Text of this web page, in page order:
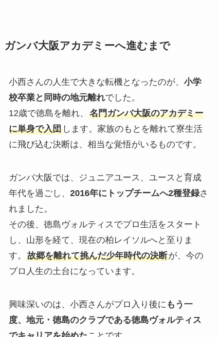
ガンバ大阪アカデミーへ進むまで
小西さんの人生で大きな転機となったのが、 小学
校卒業と同時の地元離れでした。
12歳で徳島を離れ、 名門ガンバ大阪のアカデミー
に単身で入団します。家族のもとを離れて寮生活
に飛び込む決断は、相当な覚悟がいるものです。
ガンバ大阪では、ジュニアユース、ユースと育成
年代を過ごし、 2016年にトップチームへ2種登録さ
れました。
その後、徳島ヴォルティスでプロ生活をスタート
し、山形を経て、現在の柏レイソルへと至りま
す。 故郷を離れて挑んだ少年時代の決断が、今の
プロ人生の土台になっています。
興味深いのは、小西さんがプロ入り後に もう一
度、地元・徳島のクラブである徳島ヴォルティス